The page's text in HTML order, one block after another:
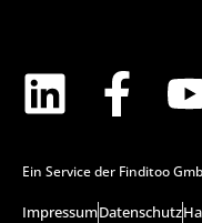
Ein Service der Finditoo
ImpressumDatenschutz